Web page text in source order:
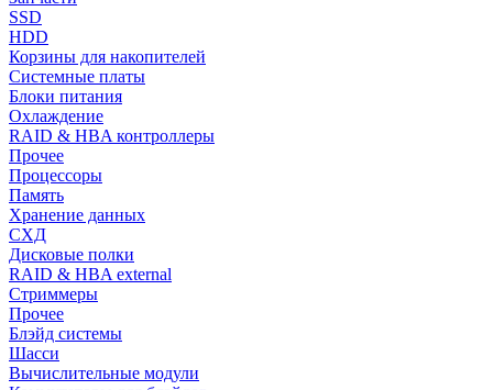
SSD
HDD
Корзины для накопителей
Системные платы
Блоки питания
Охлаждение
RAID & HBA контроллеры
Прочее
Процессоры
Память
Хранение данных
СХД
Дисковые полки
RAID & HBA external
Стриммеры
Прочее
Блэйд системы
Шасси
Вычислительные модули